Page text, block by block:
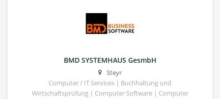
BMD SYSTEMHAUS GesmbH
Steyr
Computer / IT Services | Buchhaltung und
Wirtschaftsprüfung | Computer Software | Computer